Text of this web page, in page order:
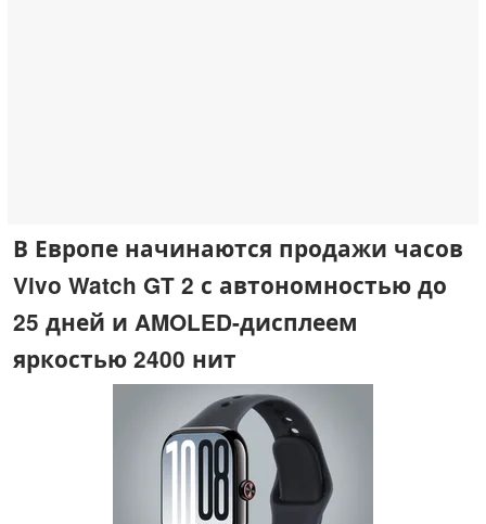
В Европе начинаются продажи часов
Vivo Watch GT 2 с автономностью до
25 дней и AMOLED-дисплеем
яркостью 2400 нит